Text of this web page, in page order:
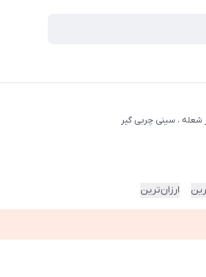
شعله ، سینی چربی گیر
ارزان‌ترین